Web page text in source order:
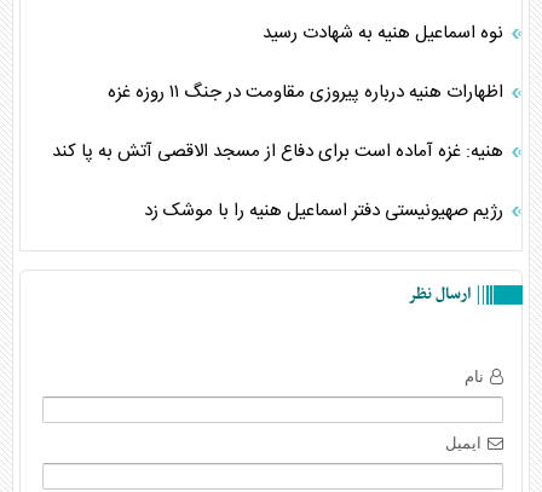
نوه اسماعیل هنیه به شهادت رسید
اظهارات هنیه درباره پیروزی مقاومت در جنگ ۱۱ روزه غزه
هنیه: غزه آماده است برای دفاع از مسجد الاقصی آتش به پا کند
رژیم صهیونیستی دفتر اسماعیل هنیه را با موشک زد
ارسال نظر
نام
ایمیل